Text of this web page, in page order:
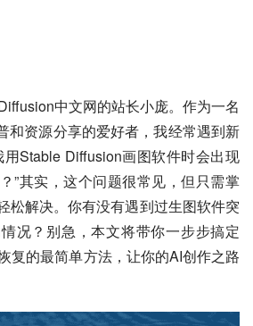
中文网的站长小庞。作为一名
和资源分享的爱好者，我经常遇到新
Stable Diffusion画图软件时会出现
”其实，这个问题很常见，但只需掌
松解决。你有没有遇到过生图软件突
况？别急，本文将带你一步步搞定
复的最简单方法，让你的AI创作之路